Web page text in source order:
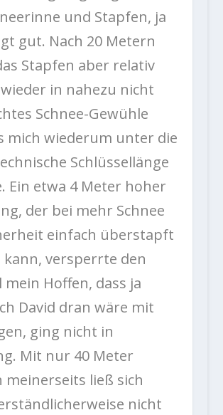
und Stapfen, ja
gut. Nach 20 Metern
Stapfen aber relativ
in nahezu nicht
Schnee-Gewühle
mich wiederum unter die
Schlüssellänge
Ein etwa 4 Meter hoher
der bei mehr Schnee
einfach überstapft
versperrte den
mein Hoffen, dass ja
David dran wäre mit
ging nicht in
Mit nur 40 Meter
meinerseits ließ sich
nicht